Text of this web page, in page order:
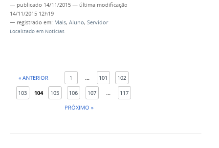
— publicado 14/11/2015 — última modificação
14/11/2015 12h19
— registrado em: Mais, Aluno, Servidor
Localizado em Notícias
« ANTERIOR 1 101 102
103 104 105 106 107
117
PRÓXIMO »